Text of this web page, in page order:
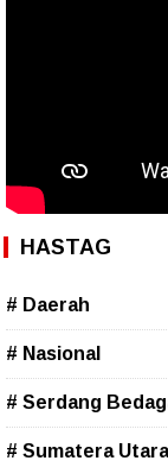
HASTAG
# Daerah
# Nasional
# Serdang
# Sumatera Utara